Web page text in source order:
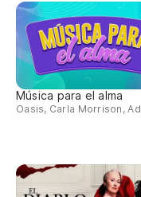
Música para el alma
Oasis, Carla Morrison,